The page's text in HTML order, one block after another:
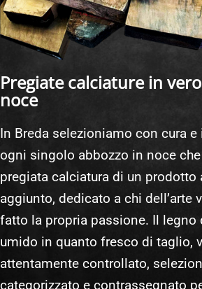
Pregiate calciature in
noce
In Breda selezioniamo con cura
ogni singolo abbozzo in noce
pregiata calciatura di un prodotto
aggiunto, dedicato a chi dell’arte
fatto la propria passione. Il legno
umido in quanto fresco di taglio,
attentamente controllato,
categorizzato e contrassegnato